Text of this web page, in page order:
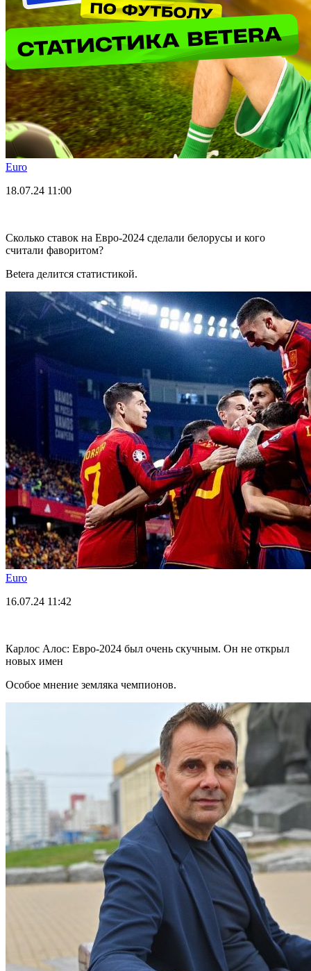
Euro
18.07.24 11:00
Сколько ставок на Евро-2024 сделали белорусы и кого
считали фаворитом?
Betera делится статистикой.
Euro
16.07.24 11:42
Карлос Алос: Евро-2024 был очень скучным. Он не открыл
новых имен
Особое мнение земляка чемпионов.